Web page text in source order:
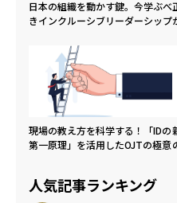
日本の組織を動かす鍵。今学ぶべ
きインクルーシブリーダーシップ
現場の教え方を科学する！「IDの
第一原理」を活用したOJTの極意
人気記事ランキング